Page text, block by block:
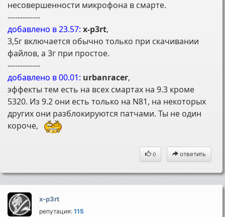
несовершенности микрофона в смарте.
-------------
добавлено в 23.57: x-p3rt,
3,5г включается обычно только при скачивании
файлов, а 3г при простое.
-------------
добавлено в 00.01: urbanracer,
эффекты тем есть на всех смартах на 9.3 кроме
5320. Из 9.2 они есть только на N81, на некоторых
других они разблокируются патчами. Ты не один
короче,
0 ответить
x-p3rt
репутация:115